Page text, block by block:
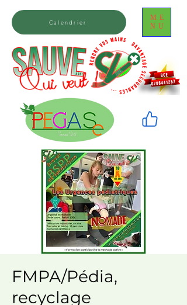
ME
NU
Calendrier
FMPA/Pédia,
recyclage